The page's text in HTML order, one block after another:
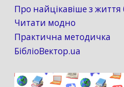
Про найцікавіше з життя
Читати модно
Практична методичка
БібліоВектор.ua